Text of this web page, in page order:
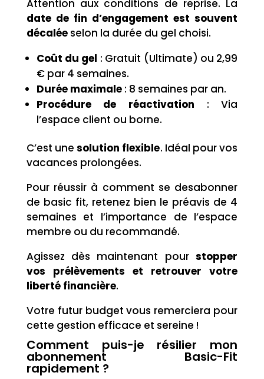
Attention aux conditions de reprise. La
date de fin d’engagement est souvent
décaléeselon la durée du gel choisi.
Coût du gel : Gratuit (Ultimate) ou 2,99
€ par 4 semaines.
Durée maximale: 8 semaines par an.
Procédure de réactivation : Via
l’espace client ou borne.
C’est unesolution flexible. Idéal pour vos
vacances prolongées.
Pour réussir à comment se desabonner
de basic fit, retenez bien le préavis de 4
semaines et l’importance de l’espace
membre ou du recommandé.
Agissez dès maintenant pourstopper
vos prélèvements et retrouver votre
liberté financière.
Votre futur budget vous remerciera pour
cette gestion efficace et sereine !
Comment puis-je résilier mon
abonnement Basic-Fit
rapidement ?